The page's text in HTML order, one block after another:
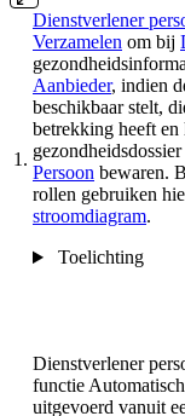
1.
Dienstverlener
Verzamelen om bij
Aanbieder, indien
beschikbaar stelt,
betrekking heeft en
Persoon bewaren.
rollen gebruiken
stroomdiagram.
Toelichting
Dienstverlener
functie
uitgevoerd vanuit